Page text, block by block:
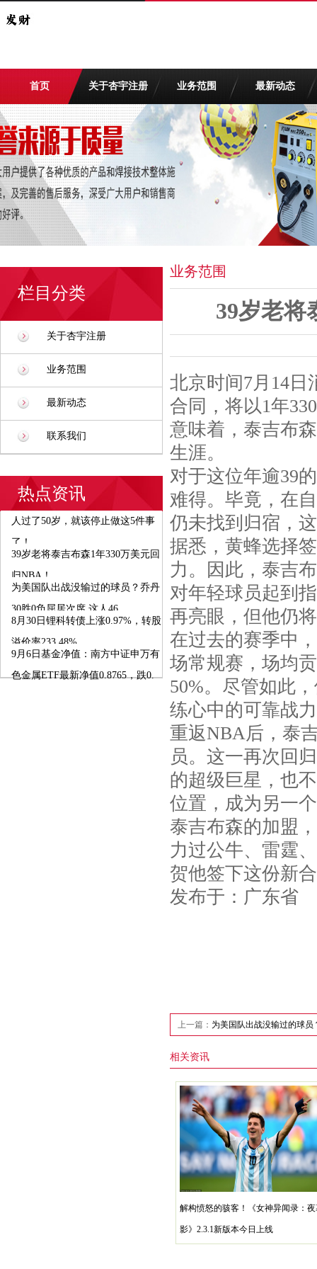
首页 关于杏宇注册 业务范围 最新动态
栏目分类
关于杏宇注册
业务范围
最新动态
联系我们
热点资讯
人过了50岁，就该停止做这5件事
了！
39岁老将泰吉布森1年330万美元回
归NBA！
为美国队出战没输过的球员？乔丹
30胜0负屈居次席 这人46
8月30日锂科转债上涨0.97%，转股
溢价率233.48%
9月6日基金净值：南方中证申万有
色金属ETF最新净值0.8765，跌0.
业务范围
39岁老将
北京时间7月14日
合同，将以1年
意味着，泰吉布
生涯。
对于这位年逾39
难得。毕竟，在
仍未找到归宿，
据悉，黄蜂选择
力。因此，泰吉
对年轻球员起到
再亮眼，但他仍
在过去的赛季中
场常规赛，场均
50%。尽管如此
练心中的可靠战
重返NBA后，泰
员。这一再次回
的超级巨星，也
位置，成为另一
泰吉布森的加盟
力过公牛、雷霆
贺他签下这份新
发布于：广东省
上一篇： 为美国队出战没输过的球员
相关资讯
解构愤怒的骇客！《女神异闻录：
影》2.3.1新版本今日上线